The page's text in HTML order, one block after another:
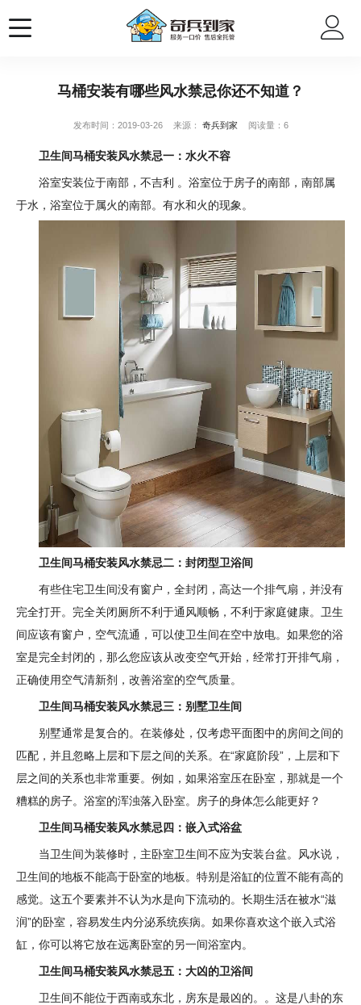
马桶安装有哪些风水禁忌你还不知道？
发布时间：2019-03-26 来源： 奇兵到家 阅读量：6
卫生间马桶安装风水禁忌一：水火不容
浴室安装位于南部，不吉利 。浴室位于房子的南部，南部属
于水，浴室位于属火的南部。有水和火的现象。
卫生间马桶安装风水禁忌二：封闭型卫浴间
有些住宅卫生间没有窗户，全封闭，高达一个排气扇，并没有
完全打开。完全关闭厕所不利于通风顺畅，不利于家庭健康。卫生
间应该有窗户，空气流通，可以使卫生间在空中放电。如果您的浴
室是完全封闭的，那么您应该从改变空气开始，经常打开排气扇，
正确使用空气清新剂，改善浴室的空气质量。
卫生间马桶安装风水禁忌三：别墅卫生间
别墅通常是复合的。在装修处，仅考虑平面图中的房间之间的
匹配，并且忽略上层和下层之间的关系。在“家庭阶段”，上层和下
层之间的关系也非常重要。例如，如果浴室压在卧室，那就是一个
糟糕的房子。浴室的浑浊落入卧室。房子的身体怎么能更好？
卫生间马桶安装风水禁忌四：嵌入式浴盆
当卫生间为装修时，主卧室卫生间不应为安装台盆。风水说，
卫生间的地板不能高于卧室的地板。特别是浴缸的位置不能有高的
感觉。这五个要素并不认为水是向下流动的。长期生活在被水“滋
润”的卧室，容易发生内分泌系统疾病。如果你喜欢这个嵌入式浴
缸，你可以将它放在远离卧室的另一间浴室内。
卫生间马桶安装风水禁忌五：大凶的卫浴间
卫生间不能位于西南或东北，房东是最凶的。。这是八卦的东